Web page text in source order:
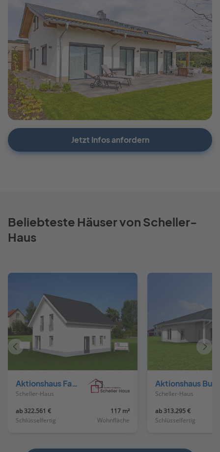
Jetzt Infos anfordern
Beliebteste Häuser von Scheller-
Haus
Aktionshaus Familie 126
Scheller-Haus
ab 322.561 €
Schlüsselfertig
117 m²
Wohnfläche
Scheller-Haus
ab 313.295 €
Schlüsselfertig
Vorheriges